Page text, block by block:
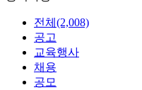
전체(2,008)
공고
교육행사
채용
공모